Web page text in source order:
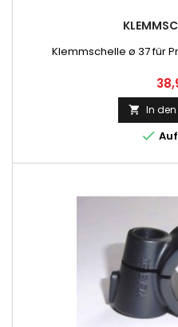
Klemmschelle ø 37 für
 In
